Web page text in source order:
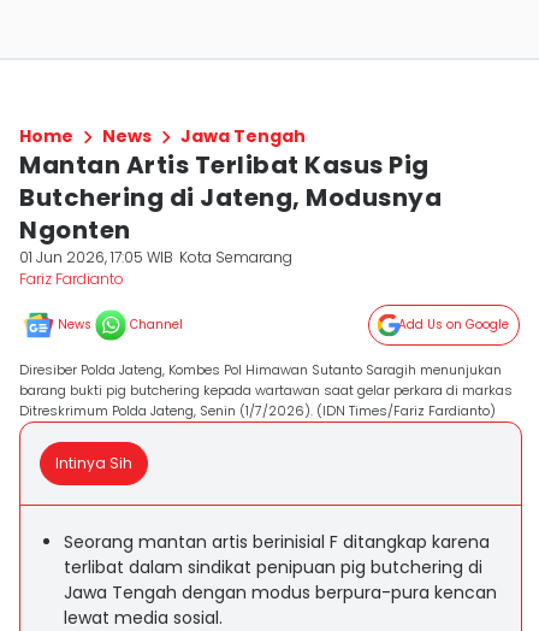
Home News Jawa Tengah
Mantan Artis Terlibat Kasus Pig
Butchering di Jateng, Modusnya
Ngonten
01 Jun 2026, 17:05 WIB Kota Semarang
Fariz Fardianto
News Channel Add Us on Google
Diresiber Polda Jateng, Kombes Pol Himawan Sutanto Saragih menunjukan
barang bukti pig butchering kepada wartawan saat gelar perkara di markas
Ditreskrimum Polda Jateng, Senin (1/7/2026). (IDN Times/Fariz Fardianto)
Intinya Sih
Seorang mantan artis berinisial F ditangkap karena
terlibat dalam sindikat penipuan pig butchering di
Jawa Tengah dengan modus berpura-pura kencan
lewat media sosial.